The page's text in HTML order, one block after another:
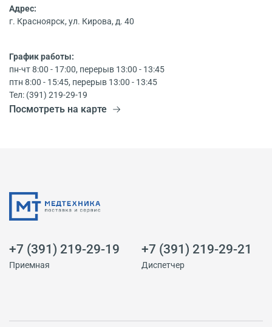
Адрес:
г. Красноярск, ул. Кирова, д. 40
График работы:
пн-чт 8:00 - 17:00, перерыв 13:00 - 13:45
птн 8:00 - 15:45, перерыв 13:00 - 13:45
Тел: (391) 219-29-19
Посмотреть на карте
+7 (391) 219-29-19
Приемная
+7 (391) 219-29-21
Диспетчер